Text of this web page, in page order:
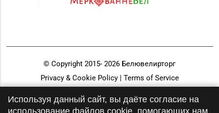
© Copyright 2015- 2026 Белювелирторг
Privacy & Cookie Policy | Terms of Service
Используя данный сайт, вы даёте согласие на
использование файлов cookie, помогающих нам